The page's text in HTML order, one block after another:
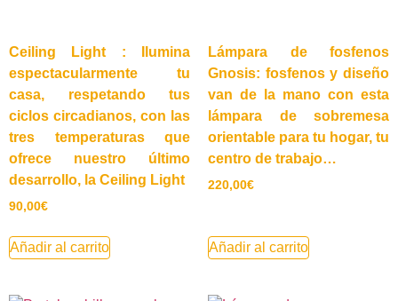
Ceiling Light : Ilumina
espectacularmente tu
casa, respetando tus
ciclos circadianos, con las
tres temperaturas que
ofrece nuestro último
desarrollo, la Ceiling Light
90,00€
Añadir al carrito
Lámpara de fosfenos
Gnosis: fosfenos y diseño
van de la mano con esta
lámpara de sobremesa
orientable para tu hogar, tu
centro de trabajo…
220,00€
Añadir al carrito